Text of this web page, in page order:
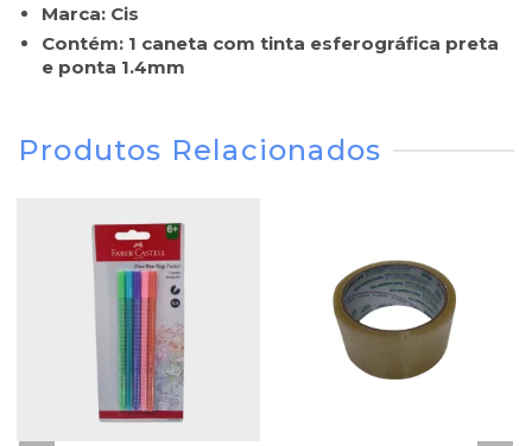
Marca: Cis
Contém: 1 caneta com tinta esferográfica preta
e ponta 1.4mm
Produtos Relacionados